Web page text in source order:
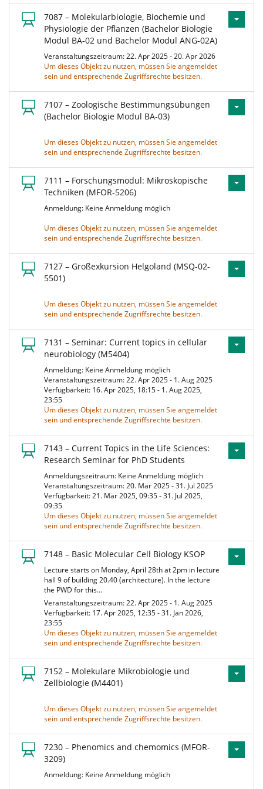
7087 – Molekularbiologie, Biochemie und
Physiologie der Pflanzen (Bachelor Biologie
Modul BA-02 und Bachelor Modul ANG-02A)
Veranstaltungszeitraum: 22. Apr 2025 - 20. Apr 2026
Um dieses Objekt zu nutzen, müssen Sie angemeldet
sein und entsprechende Zugriffsrechte besitzen.
7107 – Zoologische Bestimmungsübungen
(Bachelor Biologie Modul BA-03)
Um dieses Objekt zu nutzen, müssen Sie angemeldet
sein und entsprechende Zugriffsrechte besitzen.
7111 – Forschungsmodul: Mikroskopische
Techniken (MFOR-5206)
Anmeldung: Keine Anmeldung möglich
Um dieses Objekt zu nutzen, müssen Sie angemeldet
sein und entsprechende Zugriffsrechte besitzen.
7127 – Großexkursion Helgoland (MSQ-02-
5501)
Um dieses Objekt zu nutzen, müssen Sie angemeldet
sein und entsprechende Zugriffsrechte besitzen.
7131 – Seminar: Current topics in cellular
neurobiology (M5404)
Anmeldung: Keine Anmeldung möglich
Veranstaltungszeitraum: 22. Apr 2025 - 1. Aug 2025
Verfügbarkeit: 16. Apr 2025, 18:15 - 1. Aug 2025,
23:55
Um dieses Objekt zu nutzen, müssen Sie angemeldet
sein und entsprechende Zugriffsrechte besitzen.
7143 – Current Topics in the Life Sciences:
Research Seminar for PhD Students
Anmeldungszeitraum: Keine Anmeldung möglich
Veranstaltungszeitraum: 20. Mär 2025 - 31. Jul 2025
Verfügbarkeit: 21. Mär 2025, 09:35 - 31. Jul 2025,
09:35
Um dieses Objekt zu nutzen, müssen Sie angemeldet
sein und entsprechende Zugriffsrechte besitzen.
7148 – Basic Molecular Cell Biology KSOP
Lecture starts on Monday, April 28th at 2pm in lecture
hall 9 of building 20.40 (architecture). In the lecture
the PWD for this…
Veranstaltungszeitraum: 22. Apr 2025 - 1. Aug 2025
Verfügbarkeit: 17. Apr 2025, 12:35 - 31. Jan 2026,
23:55
Um dieses Objekt zu nutzen, müssen Sie angemeldet
sein und entsprechende Zugriffsrechte besitzen.
7152 – Molekulare Mikrobiologie und
Zellbiologie (M4401)
Um dieses Objekt zu nutzen, müssen Sie angemeldet
sein und entsprechende Zugriffsrechte besitzen.
7230 – Phenomics and chemomics (MFOR-
3209)
Anmeldung: Keine Anmeldung möglich